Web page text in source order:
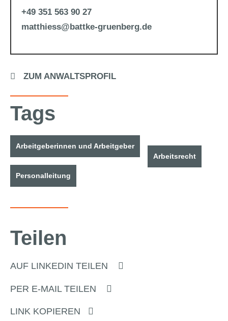
+49 351 563 90 27
matthiess@battke-gruenberg.de
ZUM ANWALTSPROFIL
Tags
Arbeitgeberinnen und Arbeitgeber
Personalleitung
Arbeitsrecht
Teilen
AUF LINKEDIN TEILEN
PER E-MAIL TEILEN
LINK KOPIEREN